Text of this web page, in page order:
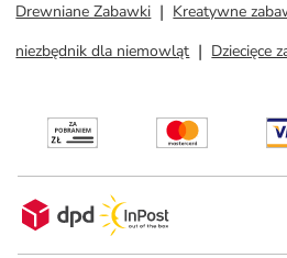
Drewniane Zabawki
Kreatywne
niezbędnik dla niemowląt
Dziecięce